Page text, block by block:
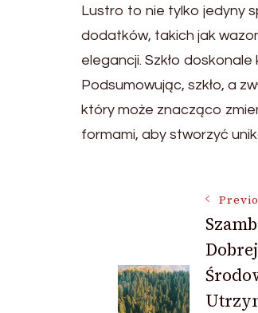
Lustro to nie tylko jedyny
dodatków, takich jak
elegancji. Szkło
Podsumowując, szkło, a
który może znacząco
formami, aby stworzyć